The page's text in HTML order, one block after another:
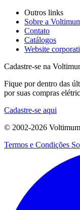
Outros links
Sobre a
Contato
Catálogos
Website
Cadastre-se na
Fique por dentro das
por suas compras
Cadastre-se aqui
© 2002-2026 Voltimum
Termos e Condições